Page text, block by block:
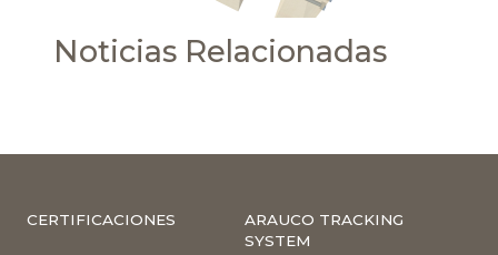
Noticias Relacionadas
CERTIFICACIONES
ARAUCO TRACKING
SYSTEM